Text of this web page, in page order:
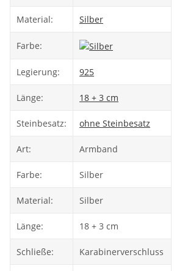
Material: Silber
Farbe:
Legierung: 925
Länge: 18 + 3 cm
Steinbesatz: ohne Steinbesatz
Art: Armband
Farbe: Silber
Material: Silber
Länge: 18 + 3 cm
Schließe: Karabinerverschluss